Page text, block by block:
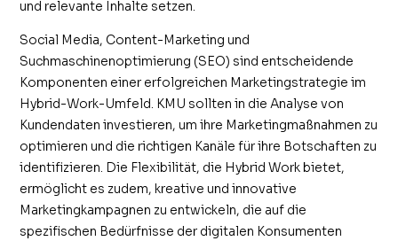
und relevante Inhalte setzen.
Social Media, Content-Marketing und
Suchmaschinenoptimierung (SEO) sind entscheidende
Komponenten einer erfolgreichen Marketingstrategie im
Hybrid-Work-Umfeld. KMU sollten in die Analyse von
Kundendaten investieren, um ihre Marketingmaßnahmen zu
optimieren und die richtigen Kanäle für ihre Botschaften zu
identifizieren. Die Flexibilität, die Hybrid Work bietet,
ermöglicht es zudem, kreative und innovative
Marketingkampagnen zu entwickeln, die auf die
spezifischen Bedürfnisse der digitalen Konsumenten